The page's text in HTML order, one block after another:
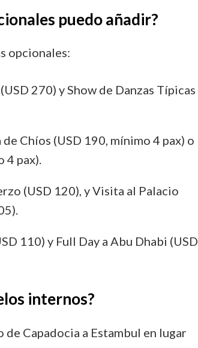
puedo añadir?
opcionales:
270) y Show de Danzas Típicas
de Chíos (USD 190, mínimo 4 pax) o
4 pax).
(USD 120), y Visita al Palacio
110) y Full Day a Abu Dhabi (USD
internos?
Capadocia a Estambul en lugar